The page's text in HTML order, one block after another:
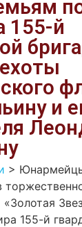
155-й
и
>
155-й